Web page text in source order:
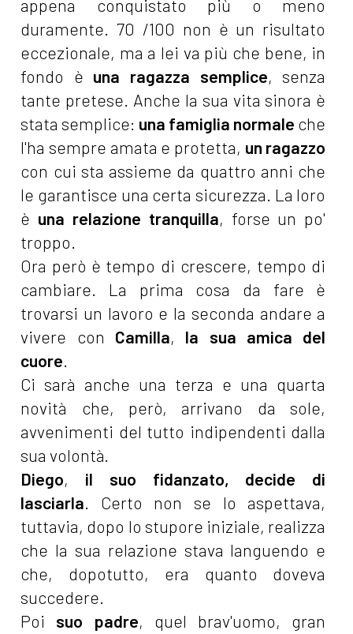
appena conquistato più o meno
duramente. 70 /100 non è un risultato
eccezionale, ma a lei va più che bene, in
fondo è una ragazza semplice, senza
tante pretese. Anche la sua vita sinora è
stata semplice: una famiglia normale che
l'ha sempre amata e protetta, un ragazzo
con cui sta assieme da quattro anni che
le garantisce una certa sicurezza. La loro
è una relazione tranquilla, forse un po'
troppo.
Ora però è tempo di crescere, tempo di
cambiare. La prima cosa da fare è
trovarsi un lavoro e la seconda andare a
vivere con Camilla, la sua amica del
cuore.
Ci sarà anche una terza e una quarta
novità che, però, arrivano da sole,
avvenimenti del tutto indipendenti dalla
sua volontà.
Diego, il suo fidanzato, decide di
lasciarla. Certo non se lo aspettava,
tuttavia, dopo lo stupore iniziale, realizza
che la sua relazione stava languendo e
che, dopotutto, era quanto doveva
succedere.
Poi suo padre, quel brav'uomo, gran